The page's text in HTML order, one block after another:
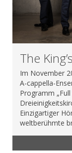
The
Im November
A-cappella-
Programm
Einzigartiger
weltberühmte